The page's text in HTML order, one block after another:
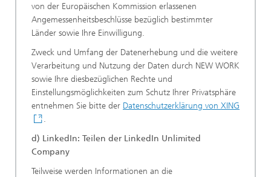
von der Europäischen Kommission erlassenen
Angemessenheitsbeschlüsse bezüglich bestimmter
Länder sowie Ihre Einwilligung.
Zweck und Umfang der Datenerhebung und die weitere
Verarbeitung und Nutzung der Daten durch NEW WORK
sowie Ihre diesbezüglichen Rechte und
Einstellungsmöglichkeiten zum Schutz Ihrer Privatsphäre
entnehmen Sie bitte der Datenschutzerklärung von XING
.
d) LinkedIn: Teilen der LinkedIn Unlimited
Company
Teilweise werden Informationen an die